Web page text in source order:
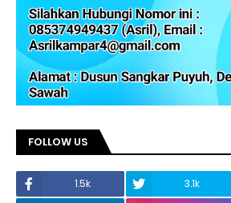
FOLLOW US
1.5k 3.1k